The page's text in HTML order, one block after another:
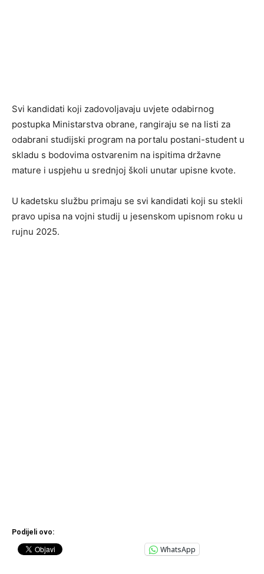
Svi kandidati koji zadovoljavaju uvjete odabirnog
postupka Ministarstva obrane, rangiraju se na listi za
odabrani studijski program na portalu postani-student u
skladu s bodovima ostvarenim na ispitima državne
mature i uspjehu u srednjoj školi unutar upisne kvote.
U kadetsku službu primaju se svi kandidati koji su stekli
pravo upisa na vojni studij u jesenskom upisnom roku u
rujnu 2025.
Podijeli ovo:
WhatsApp